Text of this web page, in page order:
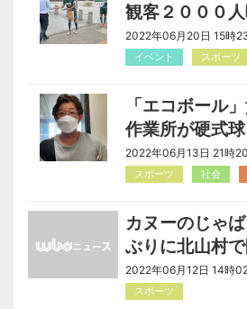
観客２０００
2022年06月20日 15時
イベント スポーツ
「エコボール
作業所が硬式
2022年06月13日 21時
スポーツ 社会
カヌーのじゃ
ぶりに北山村
2022年06月12日 14時
スポーツ